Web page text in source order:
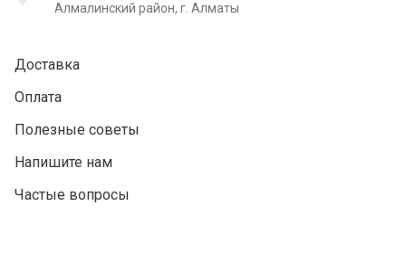
Алмалинский район, г. Алматы
Доставка
Оплата
Полезные советы
Напишите нам
Частые вопросы